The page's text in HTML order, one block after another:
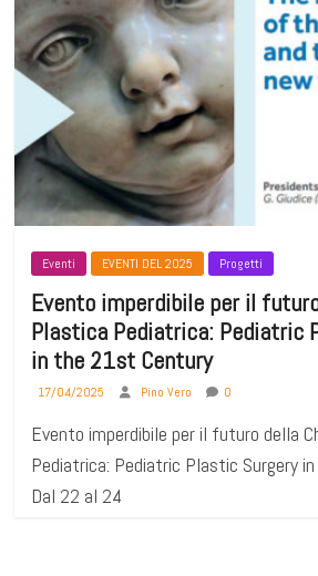
Eventi EVENTI DEL 2025 Progetti
Evento imperdibile per il
Plastica Pediatrica: Pediatric
in the 21st Century
17/04/2025 Pino Vero 0
Evento imperdibile per il futuro della
Pediatrica: Pediatric Plastic Surgery
Dal 22 al 24